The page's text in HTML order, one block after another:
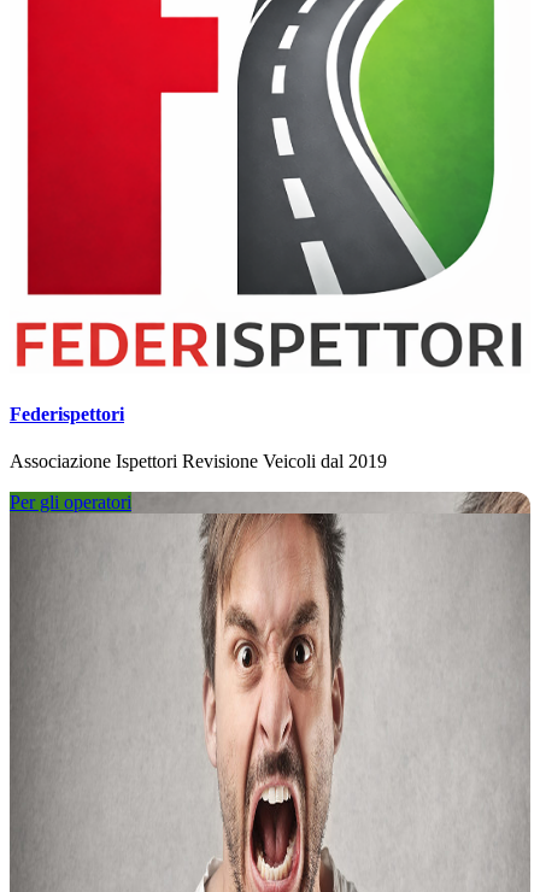
Federispettori
Associazione Ispettori Revisione Veicoli dal 2019
Per gli operatori